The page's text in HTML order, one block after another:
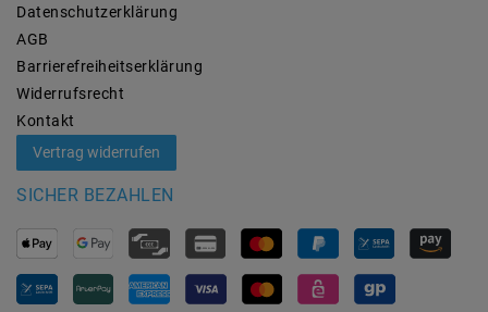
Daten­schutz­erklärung
AGB
Barrierefreiheitserklärung
Widerrufs­recht
Kontakt
Vertrag widerrufen
SICHER BEZAHLEN